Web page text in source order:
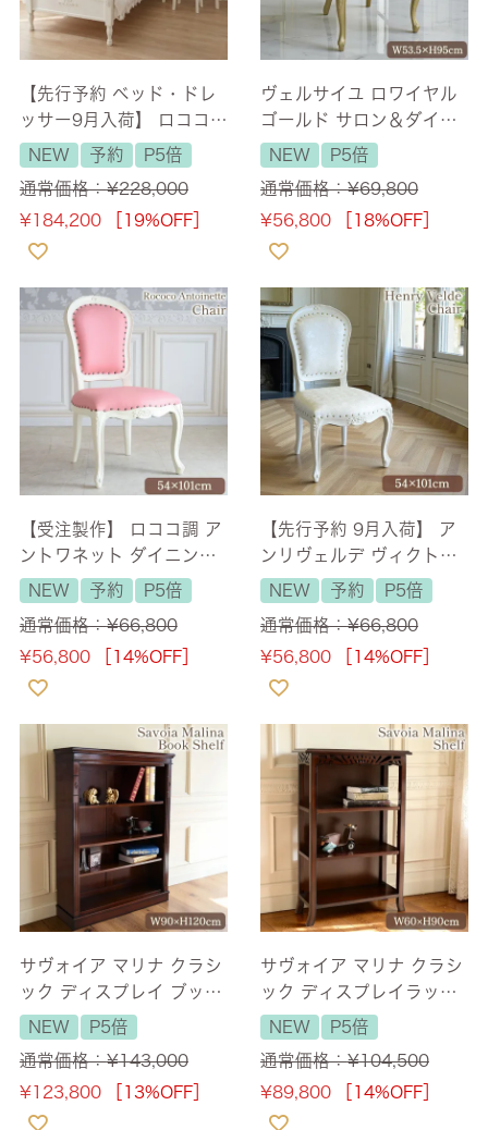
【先行予約 ベッド・ドレ
ッサー9月入荷】 ロココ調
スノーホワイト ベッドル
ーム 3点セット 【送料無
料/設置サービス付】 [Y]
NEW 予約
P5倍
通常価格：¥228,000
¥184,200 ［19%OFF］
ヴェルサイユ ロワイヤル
ゴールド サロン＆ダイニ
ングチェア 【送料無料】
NEW
P5倍
通常価格：¥69,800
¥56,800 ［18%OFF］
【受注製作】 ロココ調 ア
ントワネット ダイニング
チェア エモーションピン
ク アイボリー 【送料無
料】
NEW 予約
P5倍
通常価格：¥66,800
¥56,800 ［14%OFF］
【先行予約 9月入荷】 ア
ンリヴェルデ ヴィクトリ
アン ダイニングチェア ホ
ワイト×アイボリー シャイ
ニーゴールド鋲 【送料無
料】
NEW 予約
P5倍
通常価格：¥66,800
¥56,800 ［14%OFF］
サヴォイア マリナ クラシ
ック ディスプレイ ブック
シェルフ 幅90cm 【送料
無料】
NEW
P5倍
通常価格：¥143,000
¥123,800 ［13%OFF］
サヴォイア マリナ クラシ
ック ディスプレイラック
幅60cm 【送料無料/設置
サービス付】
NEW
P5倍
通常価格：¥104,500
¥89,800 ［14%OFF］